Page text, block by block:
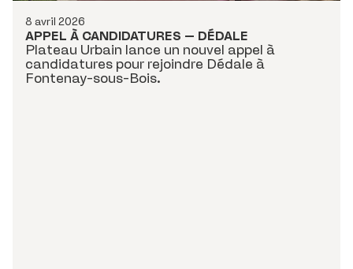
8 avril 2026
APPEL À CANDIDATURES – DÉDALE
Plateau Urbain lance un nouvel appel à
candidatures pour rejoindre Dédale à
Fontenay-sous-Bois.